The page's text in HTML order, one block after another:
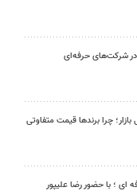
در شرکت‌های حرفه‌ای
چرا برندها قیمت متفاوتی
؛ با حضور رضا علیپور